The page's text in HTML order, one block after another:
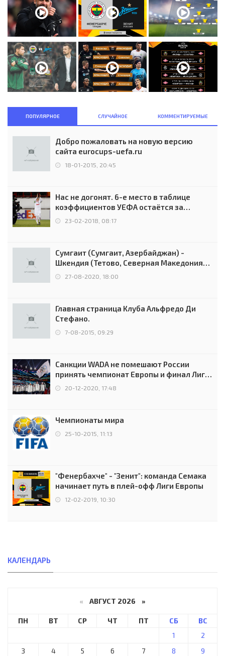
ПОПУЛЯРНОЕ СЛУЧАЙНОЕ КОММЕНТИРУЕМЫЕ
Добро пожаловать на новую версию
сайта eurocups-uefa.ru
18-01-2015, 20:45
Нас не догонят. 6-е место в таблице
коэффициентов УЕФА остаётся за
Россией
23-02-2018, 08:17
Сумгаит (Сумгаит, Азербайджан) -
Шкендия (Тетово, Северная Македония) -
0:2 (0:0)
27-08-2020, 18:00
Главная страница Клуба Альфредо Ди
Стефано.
7-08-2015, 09:29
Санкции WADA не помешают России
принять чемпионат Европы и финал Лиги
чемпионов.
20-12-2020, 17:48
Чемпионаты мира
25-10-2015, 11:13
"Фенербахче" - "Зенит": команда Семака
начинает путь в плей-офф Лиги Европы
12-02-2019, 10:30
КАЛЕНДАРЬ
« АВГУСТ 2026 »
ПН ВТ СР ЧТ ПТ СБ
ВС
1
2
3
4 5 6 7 8
9